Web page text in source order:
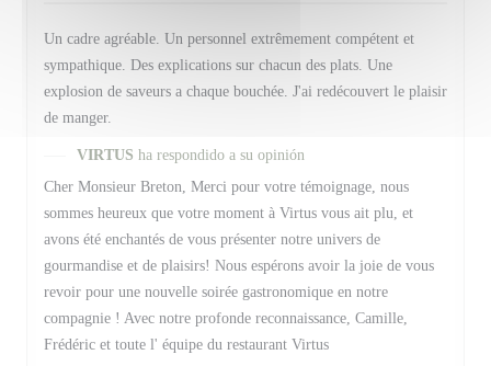
Un cadre agréable. Un personnel extrêmement compétent et
sympathique. Des explications sur chacun des plats. Une
explosion de saveurs a chaque bouchée. J'ai redécouvert le plaisir
de manger.
VIRTUS ha respondido a su opinión
Cher Monsieur Breton, Merci pour votre témoignage, nous
sommes heureux que votre moment à Virtus vous ait plu, et
avons été enchantés de vous présenter notre univers de
gourmandise et de plaisirs! Nous espérons avoir la joie de vous
revoir pour une nouvelle soirée gastronomique en notre
compagnie ! Avec notre profonde reconnaissance, Camille,
Frédéric et toute l' équipe du restaurant Virtus